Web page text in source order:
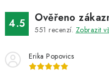
4.5 Ověřeno
551 recenzí. Zobrazit
Erika Popovics